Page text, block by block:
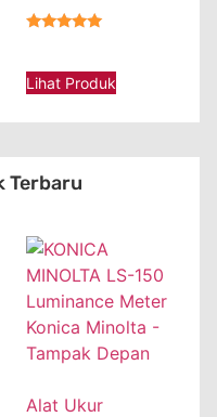
Lihat Produk
Terbaru
Alat Ukur